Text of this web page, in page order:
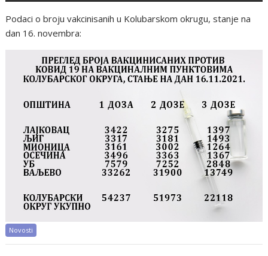
Podaci o broju vakcinisanih u Kolubarskom okrugu, stanje na
dan 16. novembra:
Novosti